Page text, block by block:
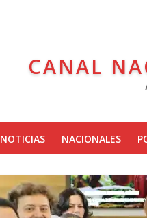
CANAL
NOTICIAS NACIONALES